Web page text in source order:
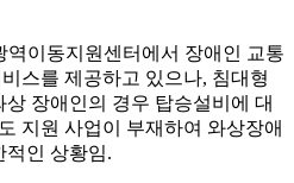
역이동지원센터에서 장애인 교통
스를 제공하고 있으나, 침대형
장애인의 경우 탑승설비에 대
지원 사업이 부재하여 와상장애
적인 상황임.